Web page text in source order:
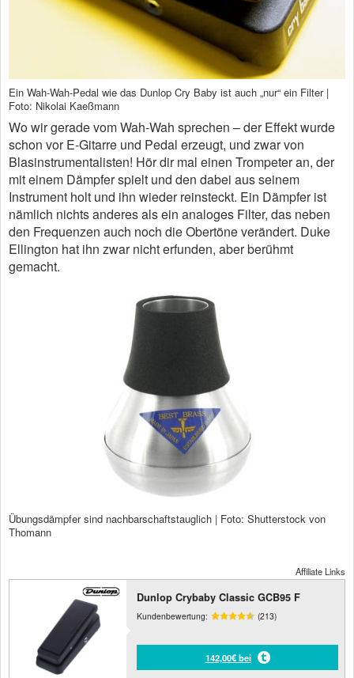
Ein Wah-Wah-Pedal wie das Dunlop Cry Baby ist auch „nur“ ein Filter |
Foto: Nikolai Kaeßmann
Wo wir gerade vom Wah-Wah sprechen – der Effekt wurde
schon vor E-Gitarre und Pedal erzeugt, und zwar von
Blasinstrumentalisten! Hör dir mal einen Trompeter an, der
mit einem Dämpfer spielt und den dabei aus seinem
Instrument holt und ihn wieder reinsteckt. Ein Dämpfer ist
nämlich nichts anderes als ein analoges Filter, das neben
den Frequenzen auch noch die Obertöne verändert. Duke
Ellington hat ihn zwar nicht erfunden, aber berühmt
gemacht.
Übungsdämpfer sind nachbarschaftstauglich | Foto: Shutterstock von
Thomann
Affiliate Links
Dunlop Crybaby Classic GCB95 F
Kundenbewertung: (213)
142,00€ bei